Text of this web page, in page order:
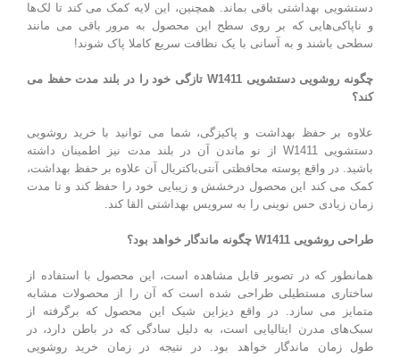
دستشویی بهداشتی باقی بماند. همچنین، این لایه کمک می کند تا لک‌ها
و ناپاکی‌هایی که بر روی سطح این محصول به مرور باقی می مانند
سطحی باشند و به آسانی با یک نظافت سریع کاملا پاک شوند!
چگونه روشویی دستشویی W1411
تازگی خود را در بلند مدت حفظ می
کند؟
علاوه بر حفظ بهداشت و پاکیزگی، شما می توانید با خرید روشویی
دستشویی W1411 از نو ماندن آن در بلند مدت نیز اطمینان داشته
باشید. در واقع پوسته محافظتی آنتی‌باکتریال آن علاوه بر حفظ بهداشت،
کمک می کند این محصول درخشش و زیبایی خود را حفظ کند و تا مدت
زمان زیادی حس نوینی را به سرویس بهداشتی القا کند.
طراحی روشویی W1411 چگونه ماندگار خواهد بود؟
همانطور که در تصویر قابل مشاهده است، این محصول با استفاده از
ساختاری مستطیلی طراحی شده است که آن را از محصولات مشابه
متمایز می سازد. در واقع دیزاین شیک این محصول که برگرفته از
سبک‌های مدرن ایتالیایی است، به دلیل سادگی که در باطن دارد، در
طول زمان ماندگار خواهد بود. در نتیجه در زمان خرید روشویی